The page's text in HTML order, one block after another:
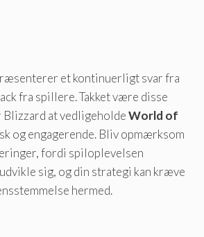
et kontinuerligt svar fra
fra spillere. Takket være disse
at vedligeholdeWorld of
og engagerende. Bliv opmærksom
fordi spiloplevelsen
sig, og din strategi kan kræve
hermed.